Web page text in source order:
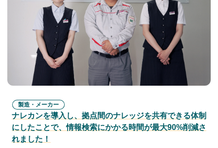
製造・メーカー
ナレカンを導入し、拠点間のナレッジを共有できる体制
にしたことで、情報検索にかかる時間が最大90%削減さ
れました！